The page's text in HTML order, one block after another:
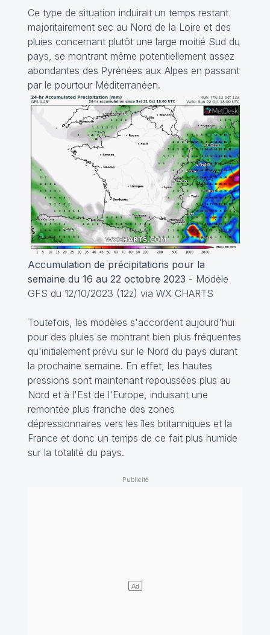
Ce type de situation induirait un temps restant
majoritairement sec au Nord de la Loire et des
pluies concernant plutôt une large moitié Sud du
pays, se montrant même potentiellement assez
abondantes des Pyrénées aux Alpes en passant
par le pourtour Méditerranéen.
Accumulation de précipitations pour la
semaine du 16 au 22 octobre 2023 - Modèle
GFS du 12/10/2023 (12z) via WX CHARTS
Toutefois, les modèles s'accordent aujourd'hui
pour des pluies se montrant bien plus fréquentes
qu'initialement prévu sur le Nord du pays durant
la prochaine semaine. En effet, les hautes
pressions sont maintenant repoussées plus au
Nord et à l'Est de l'Europe, induisant une
remontée plus franche des zones
dépressionnaires vers les îles britanniques et la
France et donc un temps de ce fait plus humide
sur la totalité du pays.